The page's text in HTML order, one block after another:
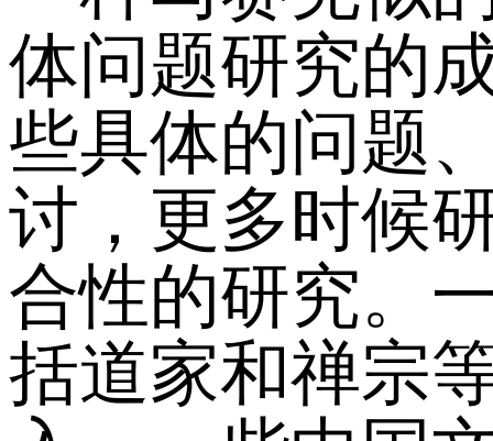
体问题研究的
些具体的问题
讨，更多时候
合性的研究。
括道家和禅宗